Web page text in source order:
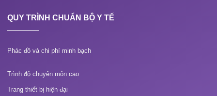
QUY TRÌNH CHUẨN BỘ Y TẾ
Phác đồ và chi phí minh bạch
Trình độ chuyên môn cao
Trang thiết bị hiện đại